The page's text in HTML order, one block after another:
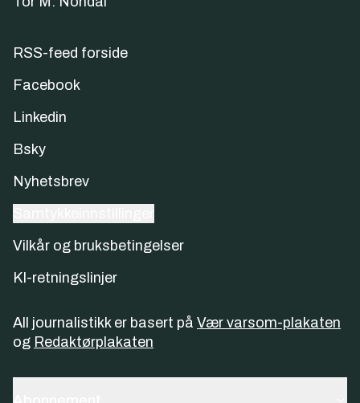
RSS-feed forside
Facebook
Linkedin
Bsky
Nyhetsbrev
Vilkår og bruksbetingelser
KI-retningslinjer
All journalistikk er basert på Vær varsom-plakaten
og Redaktørplakaten